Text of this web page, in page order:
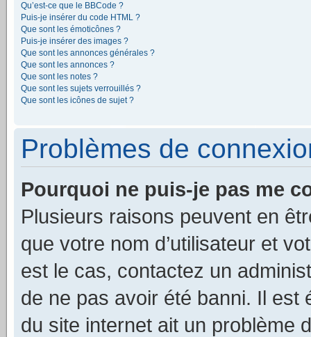
Qu’est-ce que le BBCode ?
Puis-je insérer du code HTML ?
Que sont les émoticônes ?
Puis-je insérer des images ?
Que sont les annonces générales ?
Que sont les annonces ?
Que sont les notes ?
Que sont les sujets verrouillés ?
Que sont les icônes de sujet ?
Problèmes de
Pourquoi ne puis-je pas me
Plusieurs raisons peuvent en
que votre nom d’utilisateur et
est le cas, contactez un
de ne pas avoir été banni. Il est
du site internet ait un problème